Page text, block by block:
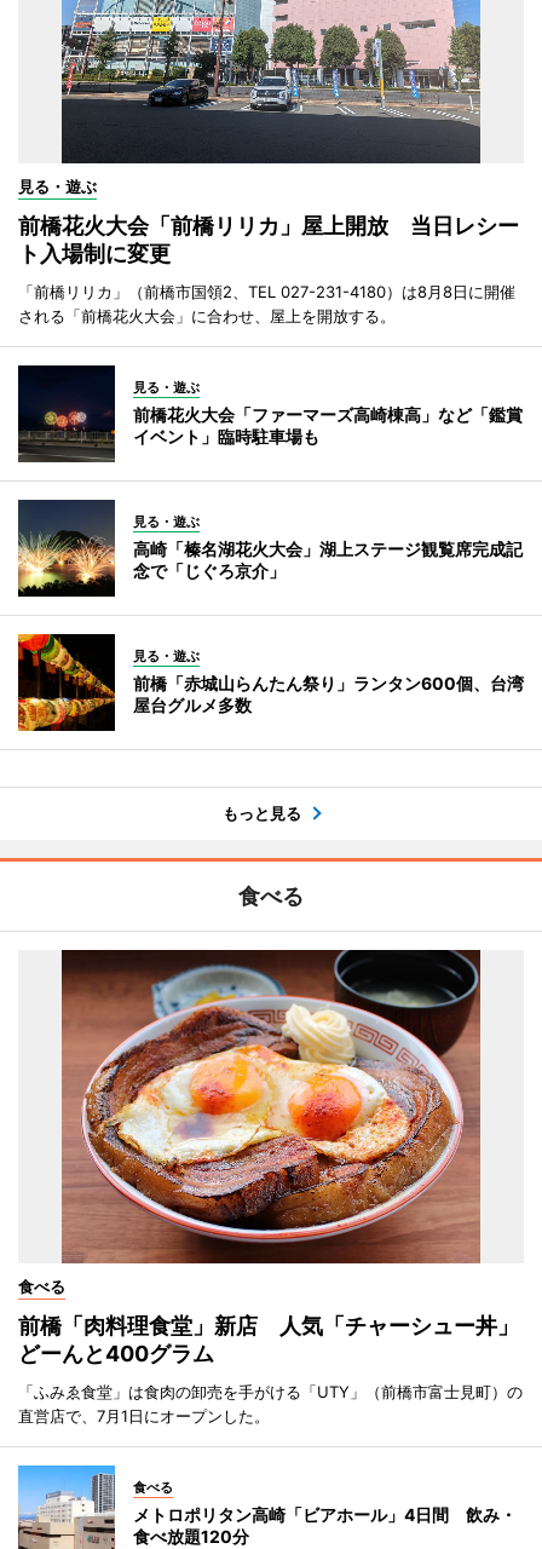
見る・遊ぶ
前橋花火大会「前橋リリカ」屋上開放 当日レシー
ト入場制に変更
「前橋リリカ」（前橋市国領2、TEL 027-231-4180）は8月8日に開催
される「前橋花火大会」に合わせ、屋上を開放する。
見る・遊ぶ
前橋花火大会「ファーマーズ高崎棟高」など「鑑賞
イベント」臨時駐車場も
見る・遊ぶ
高崎「榛名湖花火大会」湖上ステージ観覧席完成記
念で「じぐろ京介」
見る・遊ぶ
前橋「赤城山らんたん祭り」ランタン600個、台湾
屋台グルメ多数
もっと見る
食べる
食べる
前橋「肉料理食堂」新店 人気「チャーシュー丼」
どーんと400グラム
「ふみゑ食堂」は食肉の卸売を手がける「UTY」（前橋市富士見町）の
直営店で、7月1日にオープンした。
食べる
メトロポリタン高崎「ビアホール」4日間 飲み・
食べ放題120分